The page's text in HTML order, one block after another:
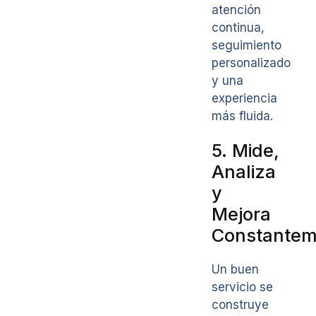
atención
continua,
seguimiento
personalizado
y una
experiencia
más fluida.
5. Mide,
Analiza
y
Mejora
Un buen
servicio se
construye